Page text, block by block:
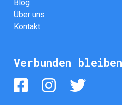
Blog
Über uns
Kontakt
Verbunden bleiben